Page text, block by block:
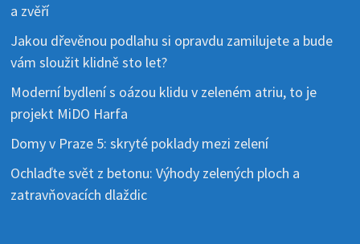
a zvěří
Jakou dřevěnou podlahu si opravdu zamilujete a bude
vám sloužit klidně sto let?
Moderní bydlení s oázou klidu v zeleném atriu, to je
projekt MiDO Harfa
Domy v Praze 5: skryté poklady mezi zelení
Ochlaďte svět z betonu: Výhody zelených ploch a
zatravňovacích dlaždic